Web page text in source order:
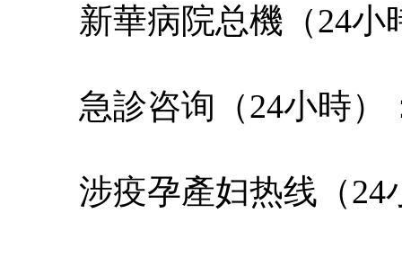
新華病院总機（24小
急診咨询（24小時）
涉疫孕產妇热线（24